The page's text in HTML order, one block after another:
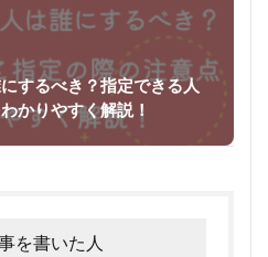
するべき？指定できる人
かりやすく解説！
を書いた人